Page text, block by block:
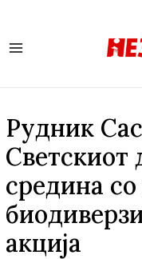
Рудник
Светскиот
средина со
акција